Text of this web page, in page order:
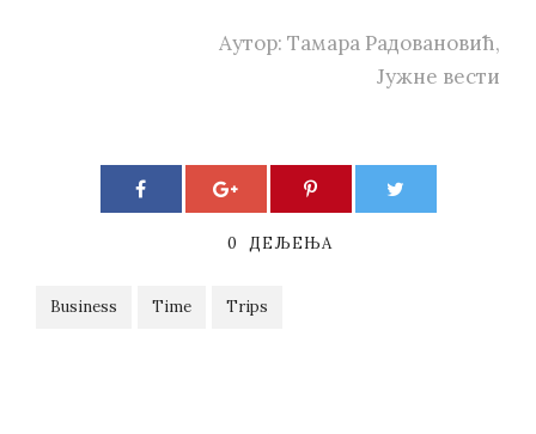
Аутор: Тамара Радовановић,
Јужне вести
0 ДЕЉЕЊА
Business Time Trips